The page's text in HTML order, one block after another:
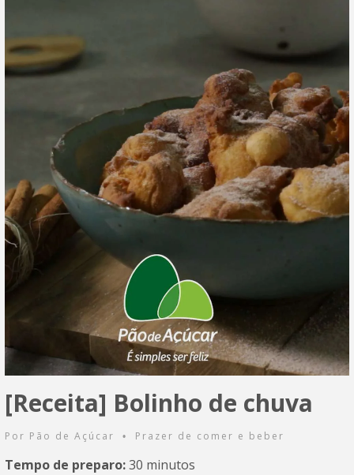
[Receita] Bolinho de chuva
Por Pão de Açúcar • Prazer de comer e beber
Tempo de preparo:30 minutos